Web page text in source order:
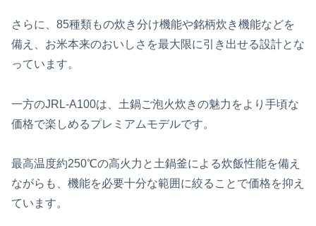
さらに、85種類もの炊き分け機能や銘柄炊き機能などを
備え、お米本来のおいしさを最大限に引き出せる設計とな
っています。
一方のJRL-A100は、土鍋ご泡火炊きの魅力をより手頃な
価格で楽しめるプレミアムモデルです。
最高温度約250℃の高火力と土鍋釜による炊飯性能を備え
ながらも、機能を必要十分な範囲に絞ることで価格を抑え
ています。